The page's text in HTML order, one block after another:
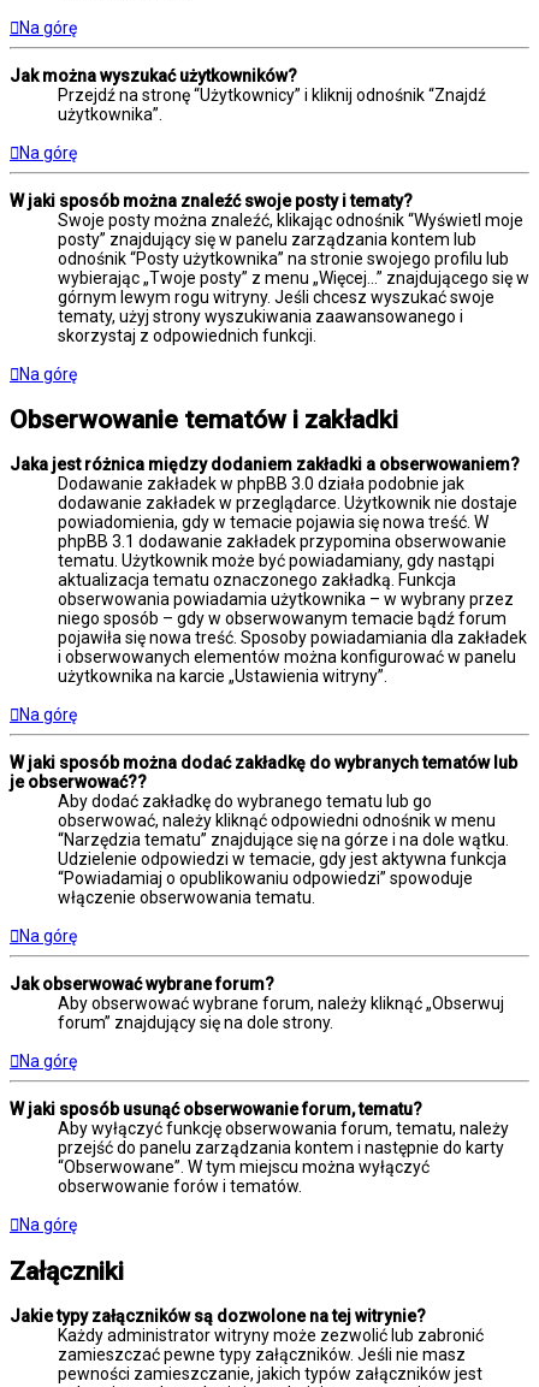
Na górę
Jak można wyszukać użytkowników?
Przejdź na stronę “Użytkownicy” i kliknij odnośnik “Znajdź
użytkownika”.
Na górę
W jaki sposób można znaleźć swoje posty i tematy?
Swoje posty można znaleźć, klikając odnośnik “Wyświetl moje
posty” znajdujący się w panelu zarządzania kontem lub
odnośnik “Posty użytkownika” na stronie swojego profilu lub
wybierając „Twoje posty” z menu „Więcej…” znajdującego się w
górnym lewym rogu witryny. Jeśli chcesz wyszukać swoje
tematy, użyj strony wyszukiwania zaawansowanego i
skorzystaj z odpowiednich funkcji.
Na górę
Obserwowanie tematów i zakładki
Jaka jest różnica między dodaniem zakładki a obserwowaniem?
Dodawanie zakładek w phpBB 3.0 działa podobnie jak
dodawanie zakładek w przeglądarce. Użytkownik nie dostaje
powiadomienia, gdy w temacie pojawia się nowa treść. W
phpBB 3.1 dodawanie zakładek przypomina obserwowanie
tematu. Użytkownik może być powiadamiany, gdy nastąpi
aktualizacja tematu oznaczonego zakładką. Funkcja
obserwowania powiadamia użytkownika – w wybrany przez
niego sposób – gdy w obserwowanym temacie bądź forum
pojawiła się nowa treść. Sposoby powiadamiania dla zakładek
i obserwowanych elementów można konfigurować w panelu
użytkownika na karcie „Ustawienia witryny”.
Na górę
W jaki sposób można dodać zakładkę do wybranych tematów lub
je obserwować??
Aby dodać zakładkę do wybranego tematu lub go
obserwować, należy kliknąć odpowiedni odnośnik w menu
“Narzędzia tematu” znajdujące się na górze i na dole wątku.
Udzielenie odpowiedzi w temacie, gdy jest aktywna funkcja
“Powiadamiaj o opublikowaniu odpowiedzi” spowoduje
włączenie obserwowania tematu.
Na górę
Jak obserwować wybrane forum?
Aby obserwować wybrane forum, należy kliknąć „Obserwuj
forum” znajdujący się na dole strony.
Na górę
W jaki sposób usunąć obserwowanie forum, tematu?
Aby wyłączyć funkcję obserwowania forum, tematu, należy
przejść do panelu zarządzania kontem i następnie do karty
“Obserwowane”. W tym miejscu można wyłączyć
obserwowanie forów i tematów.
Na górę
Załączniki
Jakie typy załączników są dozwolone na tej witrynie?
Każdy administrator witryny może zezwolić lub zabronić
zamieszczać pewne typy załączników. Jeśli nie masz
pewności zamieszczanie, jakich typów załączników jest